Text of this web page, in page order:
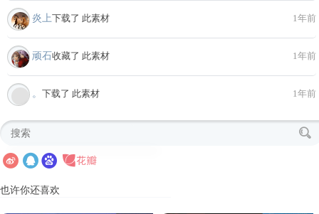
炎上下载了 此素材 1年前
顽石收藏了 此素材 1年前
。 下载了 此素材 1年前
也许你还喜欢